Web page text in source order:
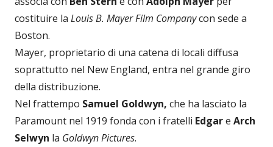
costituire la Louis B. Mayer Film Companycon sede a
Boston.
Mayer, proprietario di una catena di locali diffusa
soprattutto nel New England, entra nel grande giro
della distribuzione.
Nel frattempo Samuel Goldwyn, che ha lasciato la
Paramount nel 1919 fonda con i fratelli Edgare Arch
Selwyn la Goldwyn Pictures.